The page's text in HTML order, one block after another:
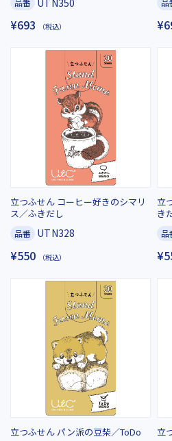
品番
¥693 （税込）
品
立つふせん コーヒー好きのシマリ
ス／ふきだし
品番 UTN328
¥550 （税込）
立
き
品
立つふせん パン派の豆柴／ToDo 立